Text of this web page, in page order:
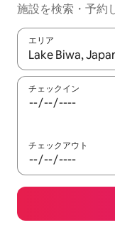
施設を検索・予約
エリア
検索結果が表示さ
チェックイン
チェックアウト